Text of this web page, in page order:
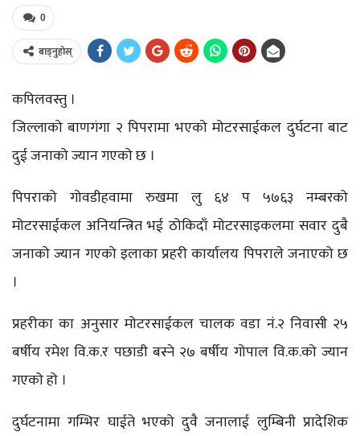
0
बाड्नुहोस्
कपिलवस्तु ।
जिल्लाको बाणगंगा २ पिपरामा भएको मोटरसाईकल दुर्घटना बाट
दुई जनाको ज्यान गएको छ ।
पिपराको गोवडीहवामा रुखमा लु ६४ प ५७६३ नम्बरको
मोटरसाईकल अनियन्त्रित भई ठोकिदाँ मोटरसाइकलमा सवार दुबै
जनाको ज्यान गएको इलाका प्रहरी कार्यालय पिपराले जनाएको छ
।
प्रहरीका का अनुसार मोटरसाईकल चालक वडा नं.२ निवासी २५
बर्षीय रमेश वि.क.र पछाडी बस्ने २७ बर्षीय गोपाल वि.क.को ज्यान
गएको हो ।
दुर्घटनामा गम्भिर घाईते भएको दुवै जनालाई लुम्बिनी प्रादेशिक